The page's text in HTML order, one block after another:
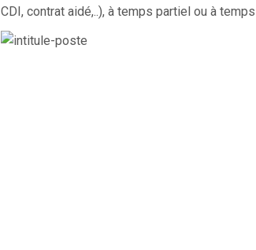
CDI, contrat aidé,..), à temps partiel ou à